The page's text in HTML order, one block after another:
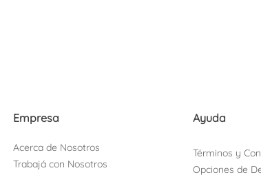
Empresa
Acerca de Nosotros
Trabajá con Nosotros
Ayuda
Términos y
Opciones de